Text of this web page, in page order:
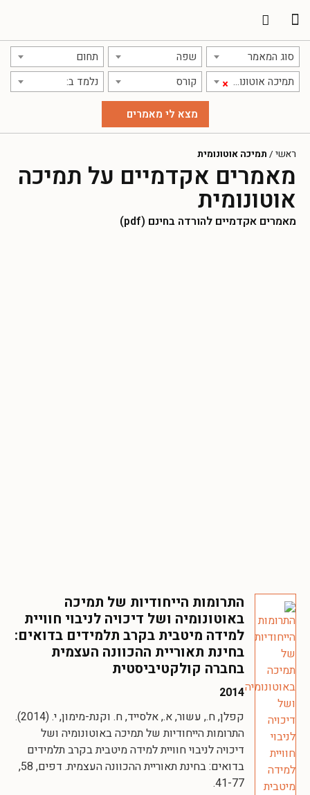
סוג המאמר שפה תחום
× תמיכה אוטונומית קורס נלמד ב:
ראשי / תמיכה אוטונומית
מאמרים אקדמיים על תמיכה
אוטונומית
מאמרים אקדמיים להורדה בחינם (pdf)
התרומות הייחודיות של תמיכה
באוטונומיה ושל דיכויה לניבוי חוויית
למידה מיטבית בקרב תלמידים בדואים:
בחינת תאוריית ההכוונה העצמית
בחברה קולקטיביסטית
2014
קפלן, ח., עשור, א., אלסייד, ח. וקנת-מימון, י. (2014).
התרומות הייחודיות של תמיכה באוטונומיה ושל
דיכויה לניבוי חוויית למידה מיטבית בקרב תלמידים
בדואים: בחינת תאוריית ההכוונה העצמית. דפים, 58,
41-77.